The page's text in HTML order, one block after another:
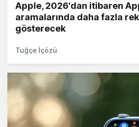
Apple, 2026'dan itibaren
aramalarında daha fazla
gösterecek
Tuğçe İçözü